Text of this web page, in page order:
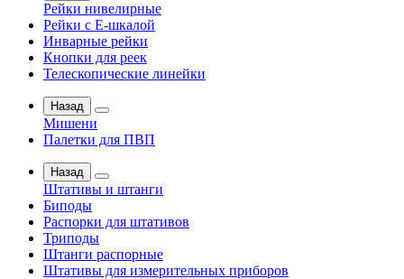
Рейки нивелирные
Рейки с Е-шкалой
Инварные рейки
Кнопки для реек
Телескопические линейки
Назад
Мишени
Палетки для ПВП
Назад
Штативы и штанги
Биподы
Распорки для штативов
Триподы
Штанги распорные
Штативы для измерительных приборов